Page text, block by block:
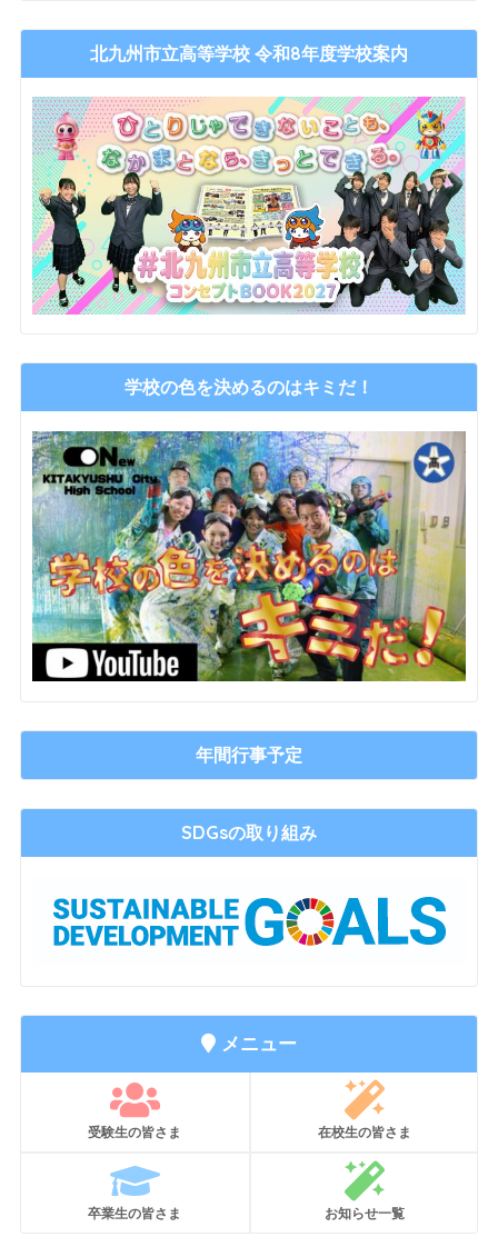
北九州市立高等学校 令和8年度学校案内
学校の色を決めるのはキミだ！
年間行事予定
SDGsの取り組み
メニュー
受験生の皆さま 在校生の皆さま
卒業生の皆さま お知らせ一覧